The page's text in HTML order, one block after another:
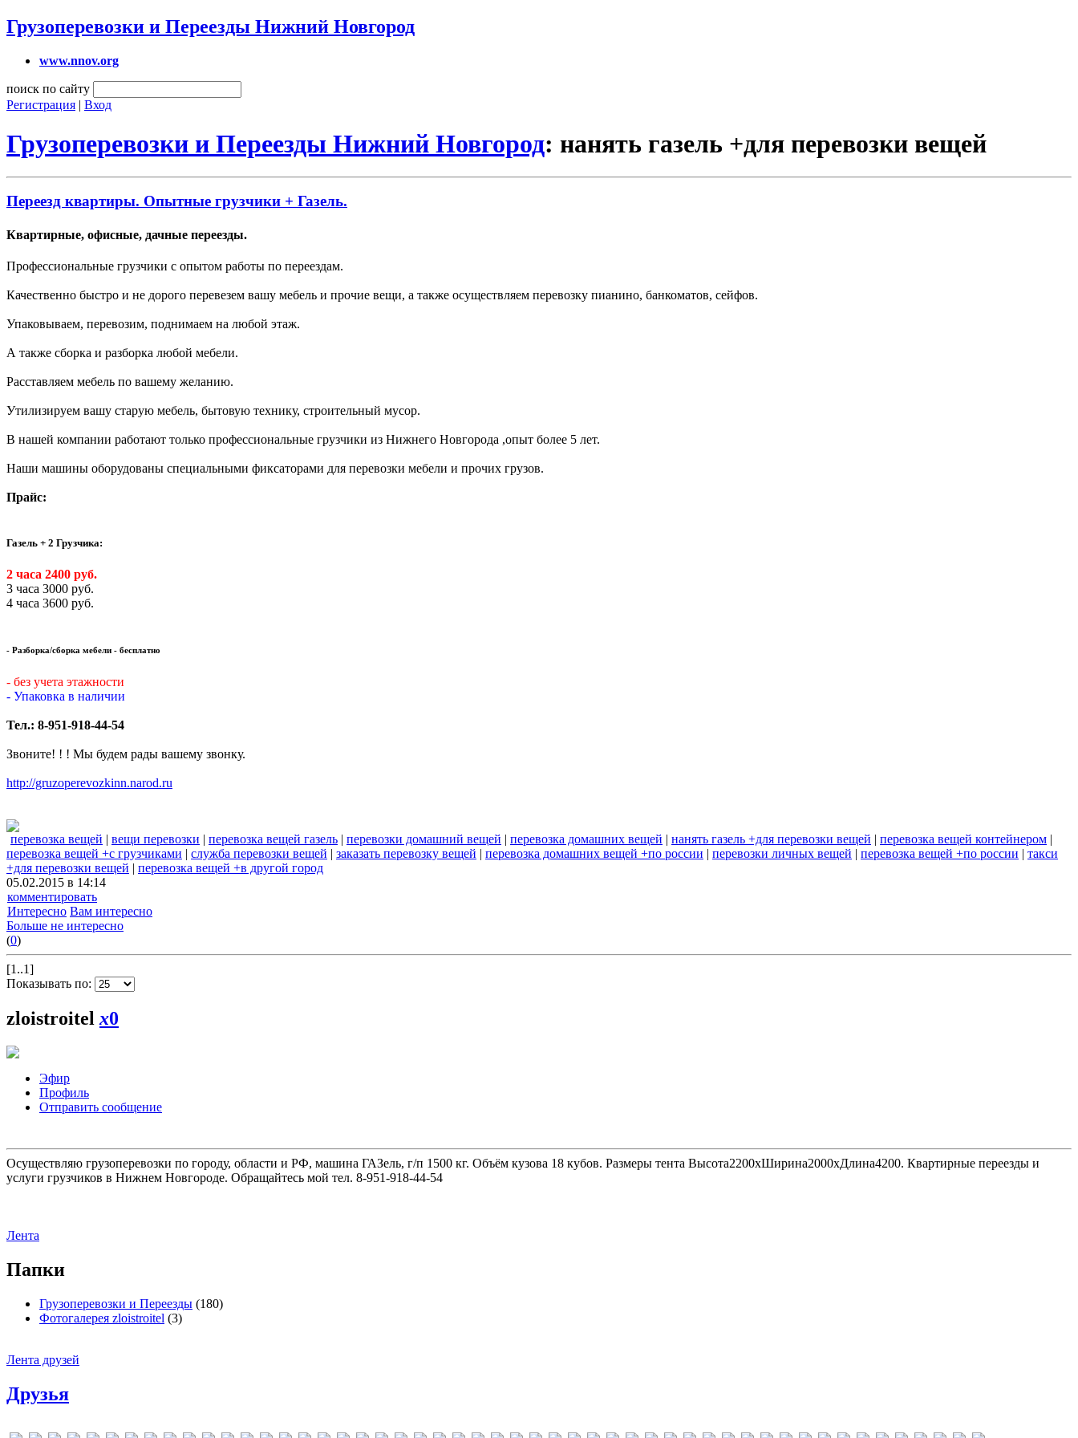
Грузоперевозки и Переезды Нижний Новгород
www.nnov.org
поиск по сайту
Регистрация | Вход
Грузоперевозки и Переезды Нижний Новгород: нанять газель +для перевозки вещей
Переезд квартиры. Опытные грузчики + Газель.
Квартирные, офисные, дачные переезды.
Профессиональные грузчики с опытом работы по переездам.
Качественно быстро и не дорого перевезем вашу мебель и прочие вещи, а также осуществляем перевозку пианино, банкоматов, сейфов.
Упаковываем, перевозим, поднимаем на любой этаж.
А также сборка и разборка любой мебели.
Расставляем мебель по вашему желанию.
Утилизируем вашу старую мебель, бытовую технику, строительный мусор.
В нашей компании работают только профессиональные грузчики из Нижнего Новгорода ,опыт более 5 лет.
Наши машины оборудованы специальными фиксаторами для перевозки мебели и прочих грузов.
Прайс:
Газель + 2 Грузчика:
2 часа 2400 руб.
3 часа 3000 руб.
4 часа 3600 руб.
- Разборка/сборка мебели - бесплатно
- без учета этажности
- Упаковка в наличии
Тел.: 8-951-918-44-54
Звоните! ! ! Мы будем рады вашему звонку.
http://gruzoperevozkinn.narod.ru
перевозка вещей | вещи перевозки | перевозка вещей газель | перевозки домашний вещей | перевозка домашних вещей | нанять газель +для перевозки вещей | перевозка вещей контейнером |
перевозка вещей +с грузчиками | служба перевозки вещей | заказать перевозку вещей | перевозка домашних вещей +по россии | перевозки личных вещей | перевозка вещей +по россии | такси
+для перевозки вещей | перевозка вещей +в другой город
05.02.2015 в 14:14
комментировать
Интересно Вам интересно
Больше не интересно
(0)
[1..1]
Показывать по:
zloistroitel x0
Эфир
Профиль
Отправить сообщение
Осуществляю грузоперевозки по городу, области и РФ, машина ГАЗель, г/п 1500 кг. Объём кузова 18 кубов. Размеры тента Высота2200хШирина2000хДлина4200. Квартирные переезды и
услуги грузчиков в Нижнем Новгороде. Обращайтесь мой тел. 8-951-918-44-54
Лента
Папки
Грузоперевозки и Переезды (180)
Фотогалерея zloistroitel (3)
Лента друзей
Друзья